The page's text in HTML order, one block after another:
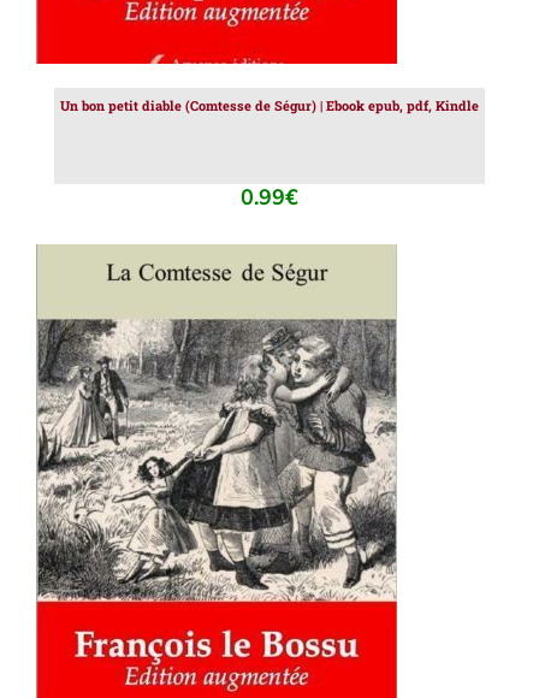
Un bon petit diable (Comtesse de Ségur) | Ebook epub, pdf, Kindle
0.99€
AJOUTER AU PANIER / DÉTAILS